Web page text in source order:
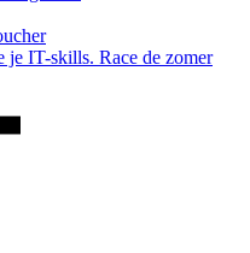
je IT-skills. Race de zomer